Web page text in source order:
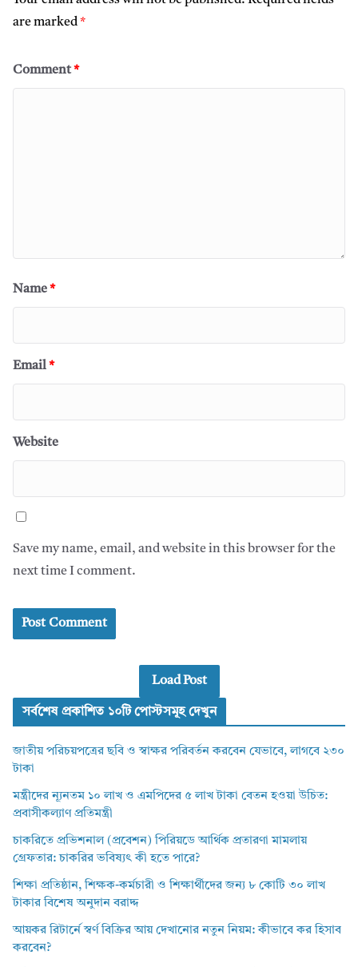
are marked*
Comment*
Name*
Email*
Website
Save my name, email, and website in this browser for the
next time I comment.
Load Post
সর্বশেষ প্রকাশিত ১০টি পোস্টসমূহ দেখুন
জাতীয় পরিচয়পত্রের ছবি ও স্বাক্ষর পরিবর্তন করবেন যেভাবে, লাগবে ২৩০
টাকা
মন্ত্রীদের ন্যূনতম ১০ লাখ ও এমপিদের ৫ লাখ টাকা বেতন হওয়া উচিত:
প্রবাসীকল্যাণ প্রতিমন্ত্রী
চাকরিতে প্রভিশনাল (প্রবেশন) পিরিয়ডে আর্থিক প্রতারণা মামলায়
গ্রেফতার: চাকরির ভবিষ্যৎ কী হতে পারে?
শিক্ষা প্রতিষ্ঠান, শিক্ষক-কর্মচারী ও শিক্ষার্থীদের জন্য ৮ কোটি ৩০ লাখ
টাকার বিশেষ অনুদান বরাদ্দ
আয়কর রিটার্নে স্বর্ণ বিক্রির আয় দেখানোর নতুন নিয়ম: কীভাবে কর হিসাব
করবেন?